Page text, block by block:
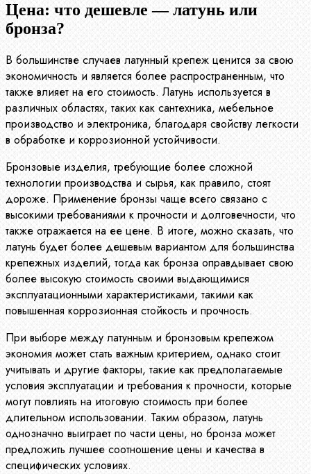
Цена: что дешевле — латунь или
бронза?
В большинстве случаев латунный крепеж ценится за свою
экономичность и является более распространенным, что
также влияет на его стоимость. Латунь используется в
различных областях, таких как сантехника, мебельное
производство и электроника, благодаря свойству легкости
в обработке и коррозионной устойчивости.
Бронзовые изделия, требующие более сложной
технологии производства и сырья, как правило, стоят
дороже. Применение бронзы чаще всего связано с
высокими требованиями к прочности и долговечности, что
также отражается на ее цене. В итоге, можно сказать, что
латунь будет более дешевым вариантом для большинства
крепежных изделий, тогда как бронза оправдывает свою
более высокую стоимость своими выдающимися
эксплуатационными характеристиками, такими как
повышенная коррозионная стойкость и прочность.
При выборе между латунным и бронзовым крепежом
экономия может стать важным критерием, однако стоит
учитывать и другие факторы, такие как предполагаемые
условия эксплуатации и требования к прочности, которые
могут повлиять на итоговую стоимость при более
длительном использовании. Таким образом, латунь
однозначно выиграет по части цены, но бронза может
предложить лучшее соотношение цены и качества в
специфических условиях.